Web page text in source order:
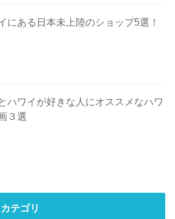
にある日本未上陸のショップ5選！
ハワイが好きな人にオススメなハワ
３選
テゴリ